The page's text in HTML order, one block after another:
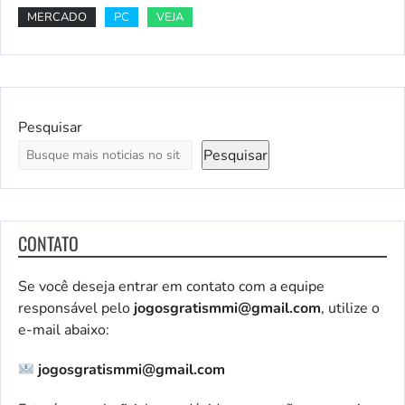
MERCADO
PC VEJA
Pesquisar
Pesquisar
CONTATO
Se você deseja entrar em contato com a equipe
responsável pelojogosgratismmi@gmail.com, utilize o
e-mail abaixo:
jogosgratismmi@gmail.com